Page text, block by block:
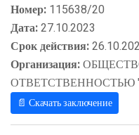
Номер: 115638/20
Дата:27.10.2023
Срок действия:
Организация:
ОТВЕТСТВЕННОСТЬЮ
📄 Скачать заключение